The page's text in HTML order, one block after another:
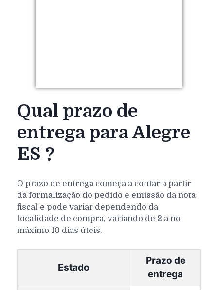
Qual prazo de
entrega para Alegre
ES ?
O prazo de entrega começa a contar a partir
da formalização do pedido e emissão da nota
fiscal e pode variar dependendo da
localidade de compra, variando de 2 a no
máximo 10 dias úteis.
Estado
Prazo de
entrega